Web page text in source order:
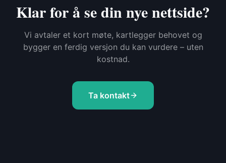
Klar for å se din nye nettside?
Vi avtaler et kort møte, kartlegger behovet og
bygger en ferdig versjon du kan vurdere – uten
kostnad.
Ta kontakt